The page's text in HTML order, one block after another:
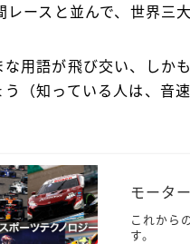
レースと並んで、世界三
な用語が飛び交い、しか
う（知っている人は、音
モータ
これから
す。